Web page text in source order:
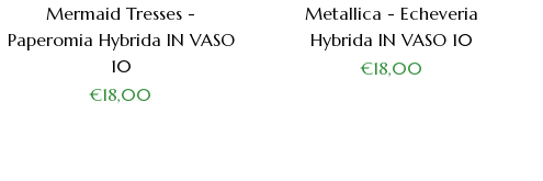
Mermaid Tresses -
Paperomia Hybrida IN VASO
10
€18,00
Metallica - Echeveria
Hybrida IN VASO 10
€18,00